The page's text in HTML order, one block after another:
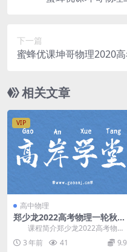
下一篇
蜜蜂优课坤哥物理2020
相关文章
VIP
高中物理
郑少龙2022高考物理一轮秋季
系统班全套课程资料(笔记+课
件)
课程简介郑少龙2022高考物理
一轮暑假系统班，难度A+，共15大
讲 包含电子...
3 年前 41 9.9